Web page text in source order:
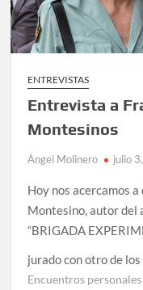
ENTREVISTAS
Entrevista a
Montesinos
Ángel Molinero julio
Hoy nos acercamos
Montesino, autor del
“BRIGADA
jurado con otro de
Encuentros personales